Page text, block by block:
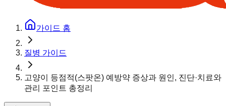
가이드 홈
질병 가이드
고양이 등점적(스팟온) 예방약 증상과 원인, 진단·치료와
관리 포인트 총정리